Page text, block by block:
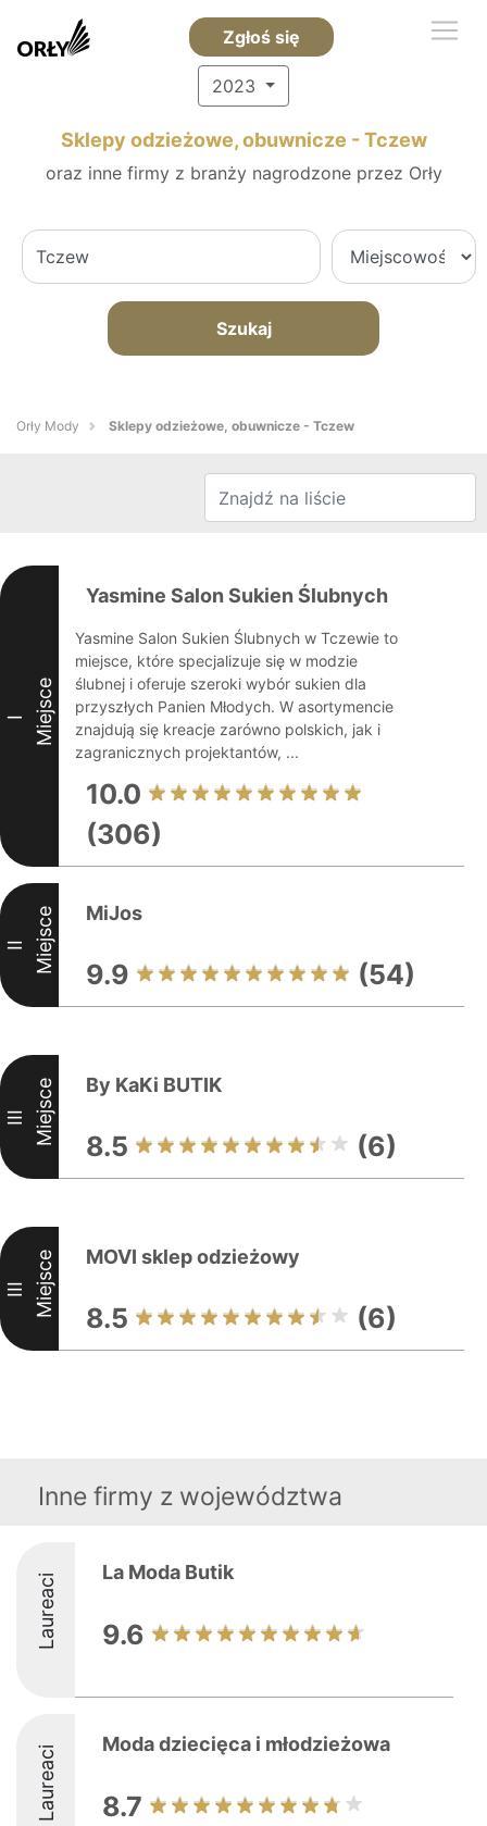
Zgłoś się
2023
Sklepy odzieżowe, obuwnicze - Tczew
oraz inne firmy z branży nagrodzone przez Orły
Szukaj
Orły Mody Sklepy odzieżowe, obuwnicze - Tczew
I Miejsce
Yasmine Salon Sukien Ślubnych
Yasmine Salon Sukien Ślubnych w Tczewie to
miejsce, które specjalizuje się w modzie
ślubnej i oferuje szeroki wybór sukien dla
przyszłych Panien Młodych. W asortymencie
znajdują się kreacje zarówno polskich, jak i
zagranicznych projektantów, ...
10.0
(306)
II Miejsce MiJos
9.9 (54)
III Miejsce By KaKi BUTIK
8.5 (6)
III Miejsce MOVI sklep odzieżowy
8.5 (6)
Inne firmy z województwa
Laureaci La Moda Butik
9.6
Laureaci Moda dziecięca i młodzieżowa
8.7